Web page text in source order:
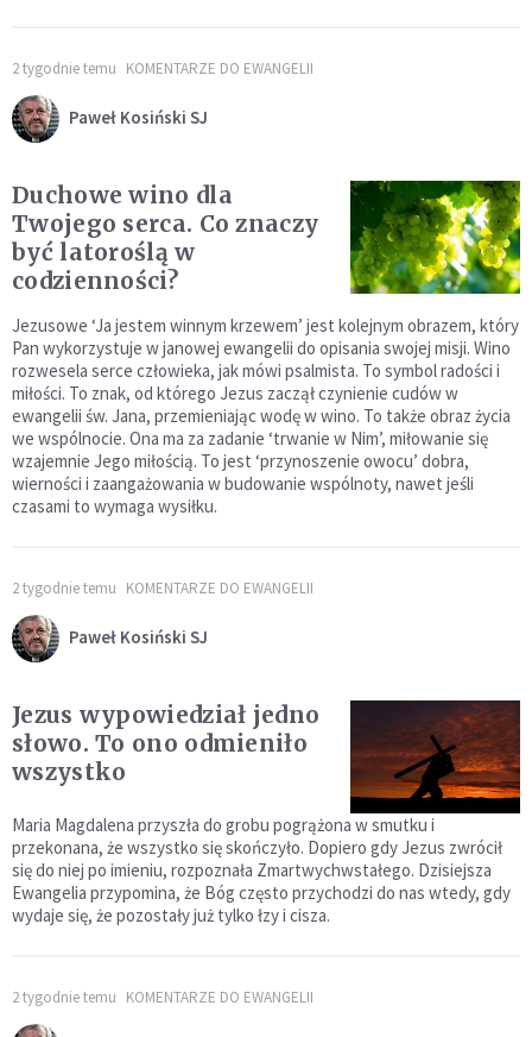
2 tygodnie temu KOMENTARZE DO EWANGELII
Paweł Kosiński SJ
Duchowe wino dla
Twojego serca. Co znaczy
być latoroślą w
codzienności?
Jezusowe ‘Ja jestem winnym krzewem’ jest kolejnym obrazem, który
Pan wykorzystuje w janowej ewangelii do opisania swojej misji. Wino
rozwesela serce człowieka, jak mówi psalmista. To symbol radości i
miłości. To znak, od którego Jezus zaczął czynienie cudów w
ewangelii św. Jana, przemieniając wodę w wino. To także obraz życia
we wspólnocie. Ona ma za zadanie ‘trwanie w Nim’, miłowanie się
wzajemnie Jego miłością. To jest ‘przynoszenie owocu’ dobra,
wierności i zaangażowania w budowanie wspólnoty, nawet jeśli
czasami to wymaga wysiłku.
2 tygodnie temu KOMENTARZE DO EWANGELII
Paweł Kosiński SJ
Jezus wypowiedział jedno
słowo. To ono odmieniło
wszystko
Maria Magdalena przyszła do grobu pogrążona w smutku i
przekonana, że wszystko się skończyło. Dopiero gdy Jezus zwrócił
się do niej po imieniu, rozpoznała Zmartwychwstałego. Dzisiejsza
Ewangelia przypomina, że Bóg często przychodzi do nas wtedy, gdy
wydaje się, że pozostały już tylko łzy i cisza.
2 tygodnie temu KOMENTARZE DO EWANGELII